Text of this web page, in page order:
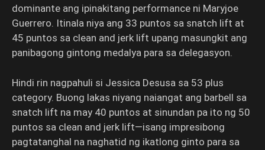
dominante ang ipinakitang performance ni Maryjoe
Guerrero. Itinala niya ang 33 puntos sa snatch lift at
45 puntos sa clean and jerk lift upang masungkit ang
panibagong gintong medalya para sa delegasyon.
Hindi rin nagpahuli si Jessica Desusa sa 53 plus
category. Buong lakas niyang naiangat ang barbell sa
snatch lift na may 40 puntos at sinundan pa ito ng 50
puntos sa clean and jerk lift—isang impresibong
pagtatanghal na naghatid ng ikatlong ginto para sa